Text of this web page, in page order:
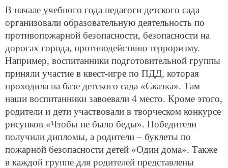
В начале учебного года педагоги детского сада
организовали образовательную деятельность по
противопожарной безопасности, безопасности на
дорогах города, противодействию терроризму.
Например, воспитанники подготовительной группы
приняли участие в квест-игре по ПДД, которая
проходила на базе детского сада «Сказка». Там
наши воспитанники завоевали 4 место. Кроме этого,
родители и дети участвовали в творческом конкурсе
рисунков «Чтобы не было беды». Победители
получили дипломы, а родители – буклеты по
пожарной безопасности детей «Один дома». Также
в каждой группе для родителей представлены